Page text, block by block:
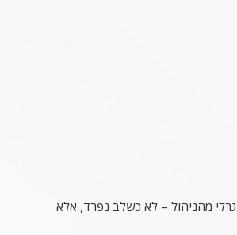
מהניהול – לא כשלב נפרד, אלא